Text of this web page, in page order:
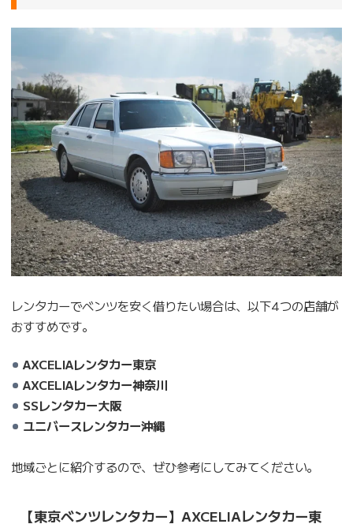
レンタカーでベンツを安く借りたい場合は、以下4つの店舗が
おすすめです。
AXCELIAレンタカー東京
AXCELIAレンタカー神奈川
SSレンタカー大阪
ユニバースレンタカー沖縄
地域ごとに紹介するので、ぜひ参考にしてみてください。
【東京ベンツレンタカー】AXCELIAレンタカー東